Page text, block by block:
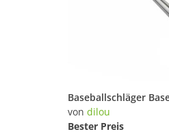
von dilou
Bester Preis